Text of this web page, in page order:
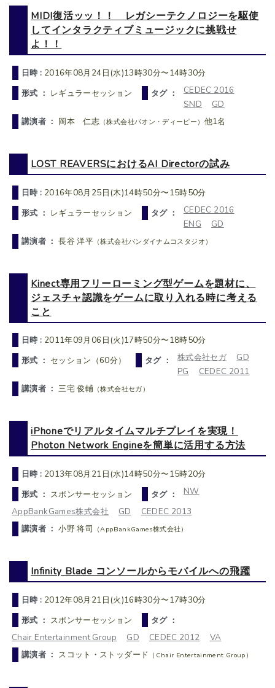
MIDI復活ッッ！！ レガシーテクノロジーを駆使
してインタラクティブミュージックに挑戦せ
よ！！
日時 : 2016年08月24日(水)13時30分〜14時30分
形式 ： レギュラーセッション タグ ：
CEDEC 2016
SND
GD
講演者 ： 岡本 仁志 （株式会社パオン・ディーピー） 他1名
LOST REAVERSにおけるAI Directorの試み
日時 : 2016年08月25日(木)14時50分〜15時50分
形式 ： レギュラーセッション タグ ：
CEDEC 2016
ENG
GD
講演者 ：長谷 洋平 （株式会社バンダイナムコスタジオ）
Kinect専用フリーローミング型ゲームを題材に、
ジェスチャ認識をゲームに取り入れる時に考える
こと
日時 : 2011年09月06日(火)17時50分〜18時50分
形式 ： セッション（60分） タグ ： 株式会社セガ
GD
PG
CEDEC 2011
講演者 ：三宅 俊輔 （株式会社セガ）
iPhoneでリアルタイムマルチプレイを実現！
Photon Network Engineを簡単に活用する方法
日時 : 2013年08月21日(水)14時50分〜15時20分
形式 ： スポンサーセッション タグ ：
NW
AppBankGames株式会社
GD
CEDEC 2013
講演者 ：小野 将司 （AppBankGames株式会社）
Infinity Blade コンソールからモバイルへの飛躍
日時 : 2012年08月21日(火)16時30分〜17時30分
形式 ： スポンサーセッション
タグ ：
Chair Entertainment Group
GD CEDEC 2012
VA
講演者 ： スコット・ストッダード （Chair Entertainment Group）